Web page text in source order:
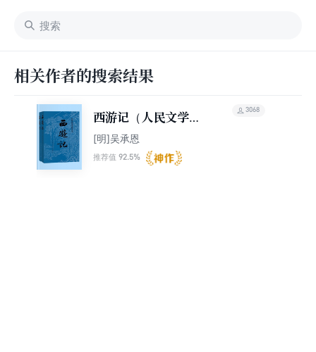
相关作者的搜索结果
西游记（人民文学
版）
[明]吴承恩
推荐值 92.5%
3068